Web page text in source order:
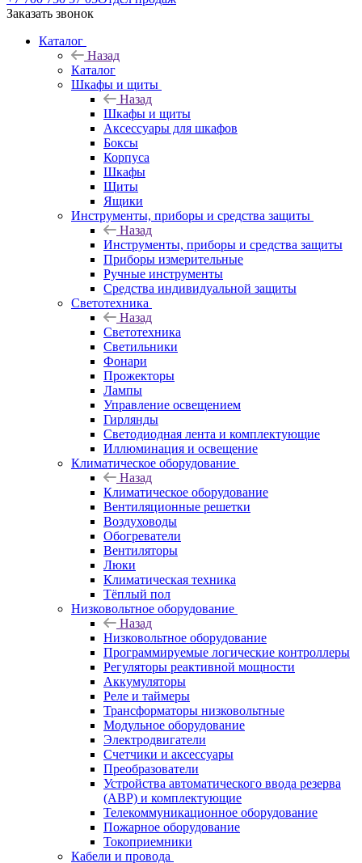
Заказать звонок
Каталог
Назад
Каталог
Шкафы и щиты
Назад
Шкафы и щиты
Аксессуары для шкафов
Боксы
Корпуса
Шкафы
Щиты
Ящики
Инструменты, приборы и средства защиты
Назад
Инструменты, приборы и средства защиты
Приборы измерительные
Ручные инструменты
Средства индивидуальной защиты
Светотехника
Назад
Светотехника
Светильники
Фонари
Прожекторы
Лампы
Управление освещением
Гирлянды
Светодиодная лента и комплектующие
Иллюминация и освещение
Климатическое оборудование
Назад
Климатическое оборудование
Вентиляционные решетки
Воздуховоды
Обогреватели
Вентиляторы
Люки
Климатическая техника
Тёплый пол
Низковольтное оборудование
Назад
Низковольтное оборудование
Программируемые логические контроллеры
Регуляторы реактивной мощности
Аккумуляторы
Реле и таймеры
Трансформаторы низковольтные
Модульное оборудование
Электродвигатели
Счетчики и аксессуары
Преобразователи
Устройства автоматического ввода резерва
(АВР) и комплектующие
Телекоммуникационное оборудование
Пожарное оборудование
Токоприемники
Кабели и провода